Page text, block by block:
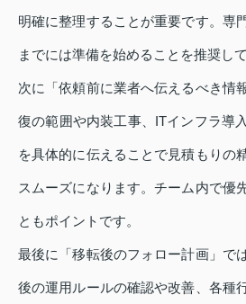
明確に整理することが重要です。専
までには準備を始めることを推奨して
次に「依頼前に業者へ伝えるべき情
復の範囲や内装工事、ITインフラ導
を具体的に伝えることで見積もりの
スムーズになります。チーム内で優
ともポイントです。
最後に「移転後のフォロー計画」で
後の運用ルールの確認や改善、各種